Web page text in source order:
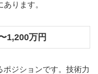
ります。
1,200万円
ジションです。技術力